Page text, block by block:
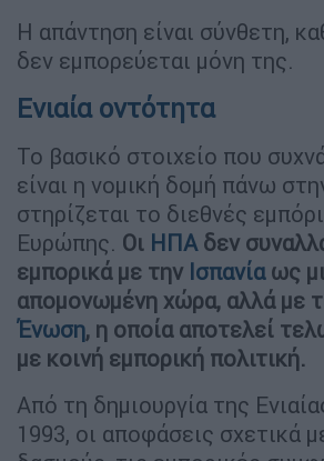
Η απάντηση είναι σύνθετη,
δεν εμπορεύεται μόνη της.
Ενιαία οντότητα
Το βασικό στοιχείο που
είναι η νομική δομή πάνω
στηρίζεται το διεθνές
Ευρώπης. Οι ΗΠΑ δεν
εμπορικά με την Ισπανίαως
απομονωμένη χώρα, αλλά με
Ένωση, η οποία αποτελεί
με κοινή εμπορική πολιτική.
Από τη δημιουργία της
1993, οι αποφάσεις σχετικά